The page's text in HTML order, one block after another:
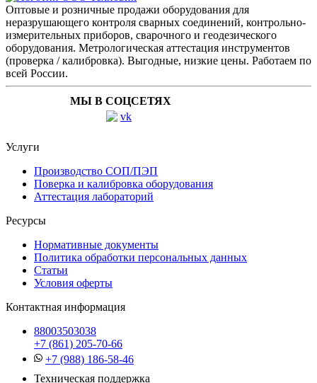
Оптовые и розничные продажи оборудования для
неразрушающего контроля сварных соединений, контрольно-
измерительных приборов, сварочного и геодезического
оборудования. Метрологическая аттестация инструментов
(проверка / калибровка). Выгодные, низкие цены. Работаем по
всей России.
МЫ В СОЦСЕТЯХ
Услуги
Производство СОП/ПЭП
Поверка и калибровка оборудования
Аттестация лабораторий
Ресурсы
Нормативные документы
Политика обработки персональных данных
Статьи
Условия оферты
Контактная информация
88003503038
+7 (861) 205-70-66
+7 (988) 186-58-46
Техническая поддержка